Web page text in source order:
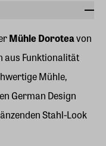
Mühle Doroteavon
aus Funktionalität
Mühle,
German Design
Stahl-Look